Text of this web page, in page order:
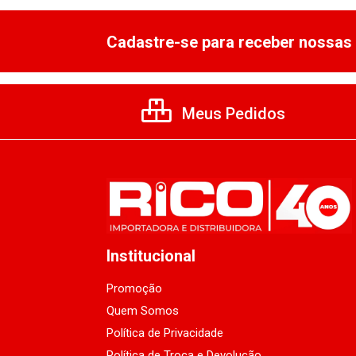
Cadastre-se para receber
Meus Pedidos
Institucional
Promoção
Quem Somos
Política de Privacidade